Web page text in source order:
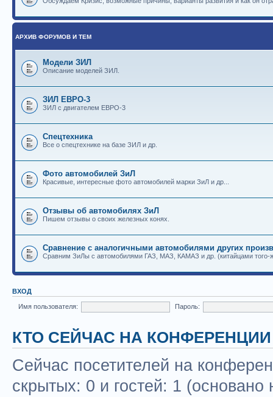
АРХИВ ФОРУМОВ И ТЕМ
Модели ЗИЛ
Описание моделей ЗИЛ.
ЗИЛ ЕВРО-3
ЗИЛ с двигателем ЕВРО-3
Спецтехника
Все о спецтехнике на базе ЗИЛ и др.
Фото автомобилей ЗиЛ
Красивые, интересные фото автомобилей марки ЗиЛ и др...
Отзывы об автомобилях ЗиЛ
Пишем отзывы о своих железных конях.
Сравнение с аналогичными автомобилями других
Сравним ЗиЛы с автомобилями ГАЗ, МАЗ, КАМАЗ и др. (китайцами того-
ВХОД
Имя пользователя: Пароль:
КТО СЕЙЧАС НА КОНФЕРЕНЦИИ
Сейчас посетителей на
скрытых: 0 и гостей: 1 (основано